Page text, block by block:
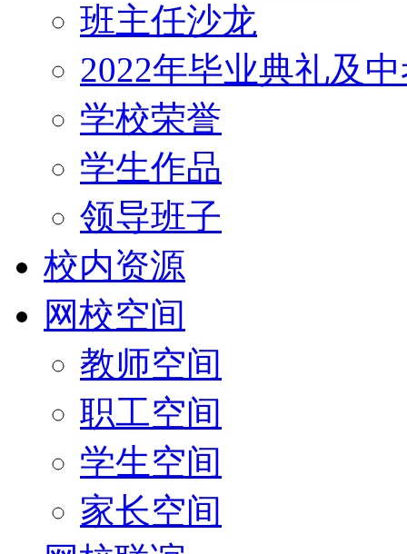
班主任沙龙
2022年毕业典礼及
学校荣誉
学生作品
领导班子
校内资源
网校空间
教师空间
职工空间
学生空间
家长空间